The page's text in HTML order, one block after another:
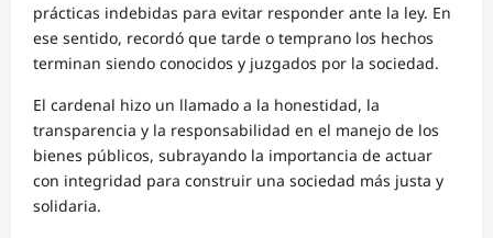
prácticas indebidas para evitar responder ante la ley. En
ese sentido, recordó que tarde o temprano los hechos
terminan siendo conocidos y juzgados por la sociedad.
El cardenal hizo un llamado a la honestidad, la
transparencia y la responsabilidad en el manejo de los
bienes públicos, subrayando la importancia de actuar
con integridad para construir una sociedad más justa y
solidaria.